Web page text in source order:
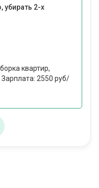
убирать 2-х
квартир,
2550 руб/